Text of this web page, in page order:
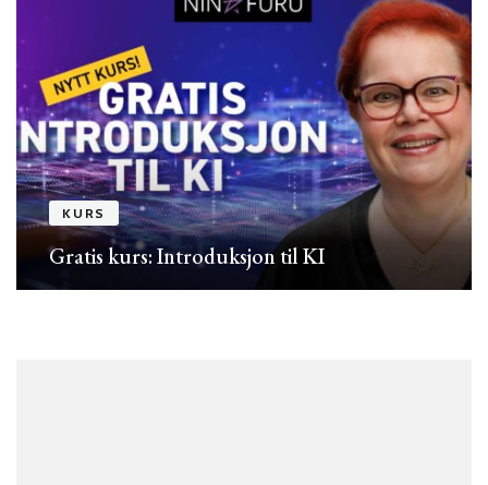
KURS
Gratis kurs: Introduksjon til KI